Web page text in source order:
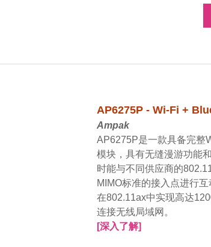
AP6275P - Wi-Fi +
Ampak
AP6275P是一款具备完整
模块，具有无缝漫游功能
时能与不同供应商的
MIMO标准的接入点进行
在802.11ax中实现高达
连接无线局域网。
[深入了解]